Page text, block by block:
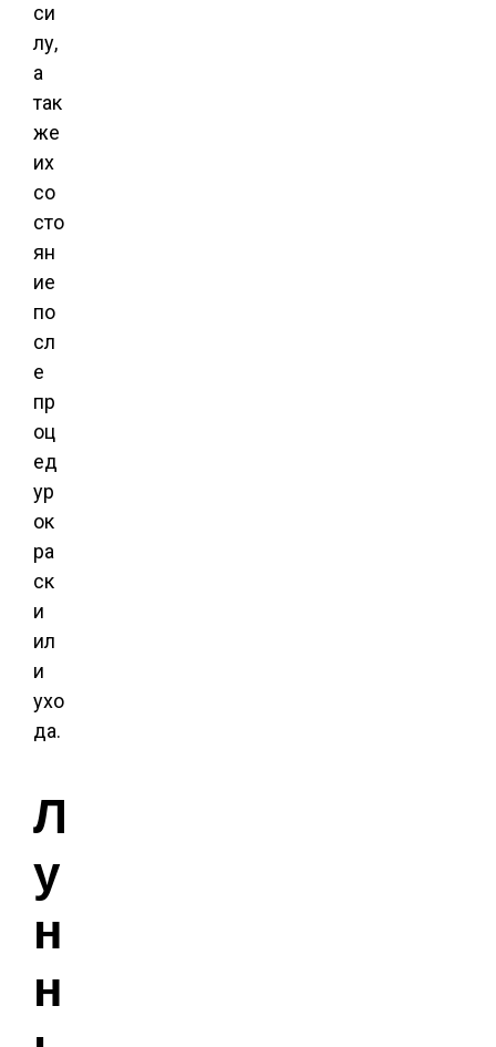
си
лу,
а
так
же
их
со
сто
ян
ие
по
сл
е
пр
оц
ед
ур
ок
ра
ск
и
ил
и
ухо
да.
Л
у
н
н